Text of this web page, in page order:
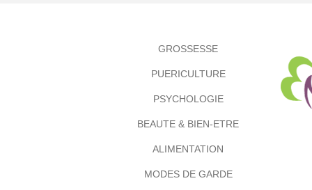
GROSSESSE
PUERICULTURE
PSYCHOLOGIE
BEAUTE & BIEN-ETRE
ALIMENTATION
MODES DE GARDE